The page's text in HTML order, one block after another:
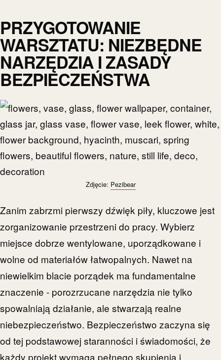
PRZYGOTOWANIE
WARSZTATU: NIEZBĘDNE
NARZĘDZIA I ZASADY
BEZPIECZEŃSTWA
Zdjęcie: Pezibear
Zanim zabrzmi pierwszy dźwięk piły, kluczowe jest
zorganizowanie przestrzeni do pracy. Wybierz
miejsce dobrze wentylowane, uporządkowane i
wolne od materiałów łatwopalnych. Nawet na
niewielkim blacie porządek ma fundamentalne
znaczenie - porozrzucane narzędzia nie tylko
spowalniają działanie, ale stwarzają realne
niebezpieczeństwo. Bezpieczeństwo zaczyna się
od tej podstawowej staranności i świadomości, że
każdy projekt wymaga pełnego skupienia i